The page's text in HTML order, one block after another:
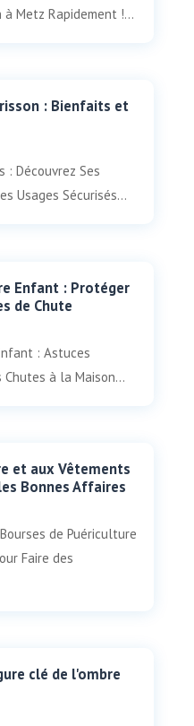
Metz Rapidement !...
: Bienfaits et
: Découvrez Ses
Usages Sécurisés...
Enfant : Protéger
de Chute
: Astuces
à la Maison...
et aux Vêtements
Bonnes Affaires
de Puériculture
Faire des
clé de l'ombre